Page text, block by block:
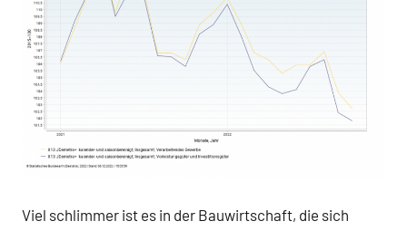
Viel schlimmer ist es in der Bauwirtschaft, die sich